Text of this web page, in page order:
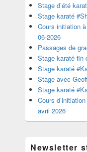
Stage d’été
Stage karaté
Cours initiation
06-2026
Passages de
Stage karaté fin
Stage karaté
Stage avec
Stage karaté
Cours
avril 2026
Newsletter